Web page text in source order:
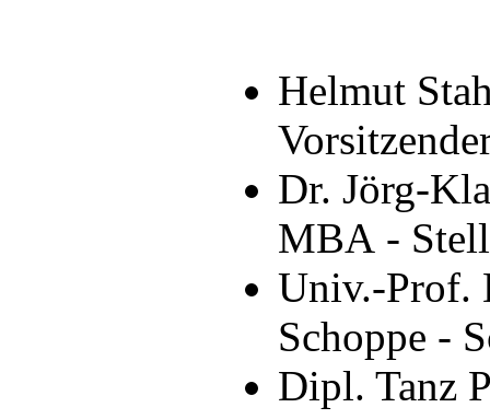
Helmut
Dr. Jörg-
MBA -
Univ.-Prof.
Schoppe -
Dipl. Tanz